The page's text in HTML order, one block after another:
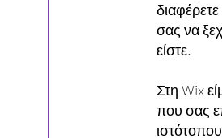
σας να
είστε.
Στη Wix
που σας